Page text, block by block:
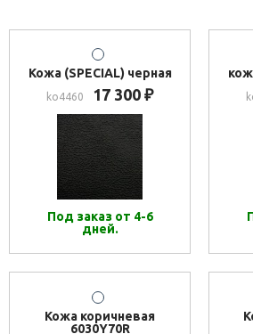
Кожа (SPECIAL) черная
ko4460 17 300 ₽
Под заказ от 4-6
дней.
Кожа коричневая
6030Y70R